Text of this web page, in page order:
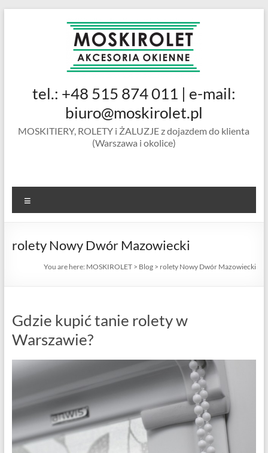
MOSKIROLET
siatki na
okienne |
ramkowe i
drzwiowe
tel.: +48 515 874 011 | e-mail:
biuro@moskirolet.pl
MOSKITIERY, ROLETY i ŻALUZJE z dojazdem do klienta
(Warszawa i okolice)
rolety Nowy Dwór Mazowiecki
You are here: MOSKIROLET > Blog > rolety Nowy Dwór Mazowiecki
Gdzie kupić tanie rolety w
Warszawie?